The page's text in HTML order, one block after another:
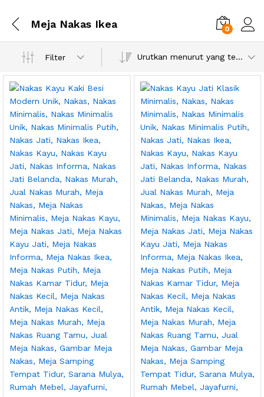
Meja Nakas Ikea 0
Filter Urutkan menurut yang terbaru